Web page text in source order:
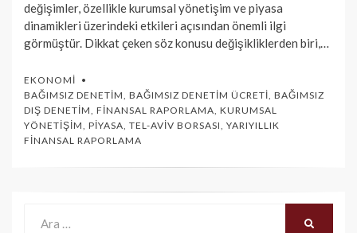
değişimler, özellikle kurumsal yönetişim ve piyasa
dinamikleri üzerindeki etkileri açısından önemli ilgi
görmüştür. Dikkat çeken söz konusu değişikliklerden biri,…
EKONOMI
BAĞIMSIZ DENETIM, BAĞIMSIZ DENETIM ÜCRETI, BAĞIMSIZ
DIŞ DENETIM, FINANSAL RAPORLAMA, KURUMSAL
YÖNETIŞIM, PIYASA, TEL-AVIV BORSASI, YARIYILLIK
FINANSAL RAPORLAMA